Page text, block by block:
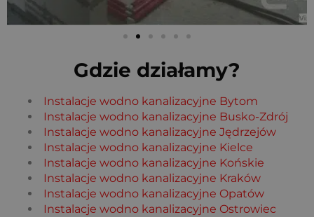
Gdzie działamy?
Instalacje wodno kanalizacyjne Bytom
Instalacje wodno kanalizacyjne Busko-Zdrój
Instalacje wodno kanalizacyjne Jędrzejów
Instalacje wodno kanalizacyjne Kielce
Instalacje wodno kanalizacyjne Końskie
Instalacje wodno kanalizacyjne Kraków
Instalacje wodno kanalizacyjne Opatów
Instalacje wodno kanalizacyjne Ostrowiec